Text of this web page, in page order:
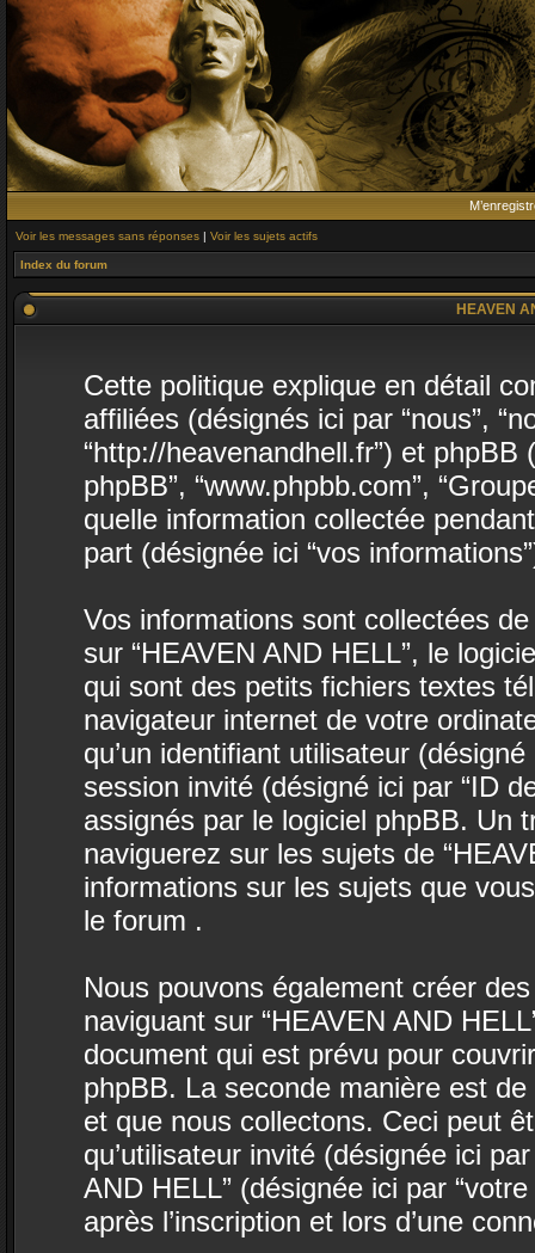
Voir les messages sans réponses | Voir les sujets actifs
Index du forum
HEAVEN
Cette politique explique en détail
affiliées (désignés ici par “nous”,
“http://heavenandhell.fr”) et phpBB
phpBB”, “www.phpbb.com”,
quelle information collectée
part (désignée ici “vos
Vos informations sont collectées
sur “HEAVEN AND HELL”, le
qui sont des petits fichiers textes
navigateur internet de votre
qu’un identifiant utilisateur
session invité (désigné ici par “ID
assignés par le logiciel phpBB. Un
naviguerez sur les sujets de
informations sur les sujets que
le forum .
Nous pouvons également créer
naviguant sur “HEAVEN AND
document qui est prévu pour
phpBB. La seconde manière est
et que nous collectons. Ceci peut
qu’utilisateur invité (désignée ici
AND HELL” (désignée ici par
après l’inscription et lors d’une